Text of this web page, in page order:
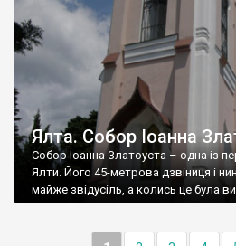
Ялта. Собор Іоанна
Собор Іоанна Златоуста – одна із
Ялти. Його 45-метрова дзвіниця і
майже звідусіль, а колись це була